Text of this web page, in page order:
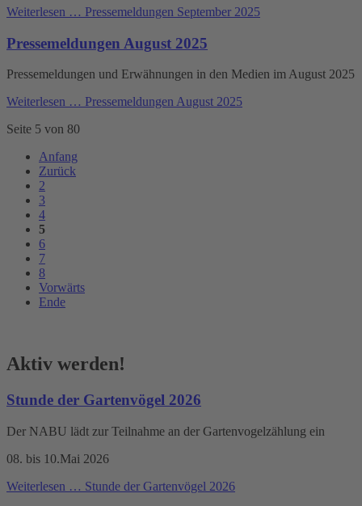
Weiterlesen … Pressemeldungen September 2025
Pressemeldungen August 2025
Pressemeldungen und Erwähnungen in den Medien im August 2025
Weiterlesen … Pressemeldungen August 2025
Seite 5 von 80
Anfang
Zurück
2
3
4
5
6
7
8
Vorwärts
Ende
Aktiv werden!
Stunde der Gartenvögel 2026
Der NABU lädt zur Teilnahme an der Gartenvogelzählung ein
08. bis 10.Mai 2026
Weiterlesen … Stunde der Gartenvögel 2026